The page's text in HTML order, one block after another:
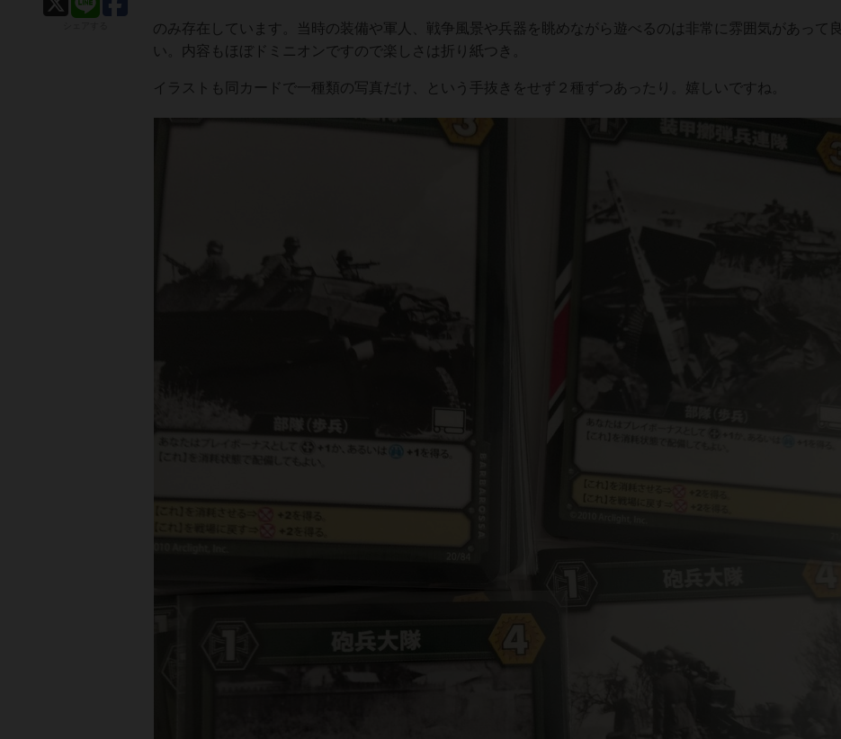
のみ存在しています。当時の装備や軍人、戦争風景や兵器を眺めながら遊べるのは非常に雰囲気があって良
い。内容もほぼドミニオンですので楽しさは折り紙つき。
イラストも同カードで一種類の写真だけ、という手抜きをせず２種ずつあったり。嬉しいですね。